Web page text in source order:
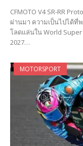
CFMOTO V4 SR-RR
ผ่านมา ความเป็นไปได้ที่
โลดแล่นใน World
2027…
MOTORSPORT